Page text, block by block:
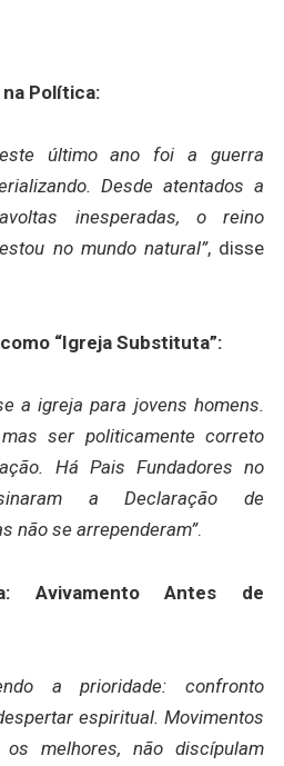
Política:
último ano foi a guerra
Desde atentados a
inesperadas, o reino
no mundo natural”, disse
“Igreja Substituta”:
a igreja para jovens homens.
ser politicamente correto
Há Pais Fundadores no
a Declaração de
não se arrependeram”.
Avivamento Antes de
a prioridade: confronto
espiritual. Movimentos
os melhores, não discípulam